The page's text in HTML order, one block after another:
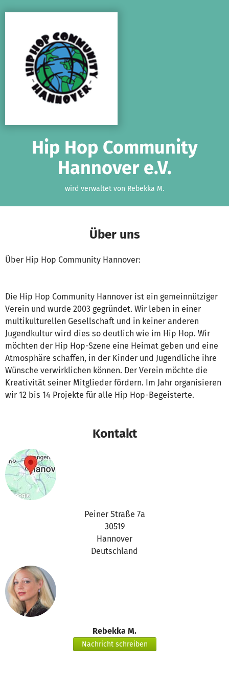
Hip Hop Community
Hannover e.V.
wird verwaltet von Rebekka M.
Über uns
Über Hip Hop Community Hannover:
Die Hip Hop Community Hannover ist ein gemeinnütziger
Verein und wurde 2003 gegründet. Wir leben in einer
multikulturellen Gesellschaft und in keiner anderen
Jugendkultur wird dies so deutlich wie im Hip Hop. Wir
möchten der Hip Hop-Szene eine Heimat geben und eine
Atmosphäre schaffen, in der Kinder und Jugendliche ihre
Wünsche verwirklichen können. Der Verein möchte die
Kreativität seiner Mitglieder fördern. Im Jahr organisieren
wir 12 bis 14 Projekte für alle Hip Hop-Begeisterte.
Kontakt
Peiner Straße 7a
30519
Hannover
Deutschland
Rebekka M.
Nachricht schreiben